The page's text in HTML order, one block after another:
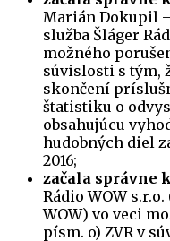
Marián Dokupil
služba Šláger
možného
súvislosti s tým,
skončení
štatistiku o
obsahujúcu
hudobných diel
2016;
začala správne
Rádio WOW
WOW) vo veci
písm. o) ZVR v